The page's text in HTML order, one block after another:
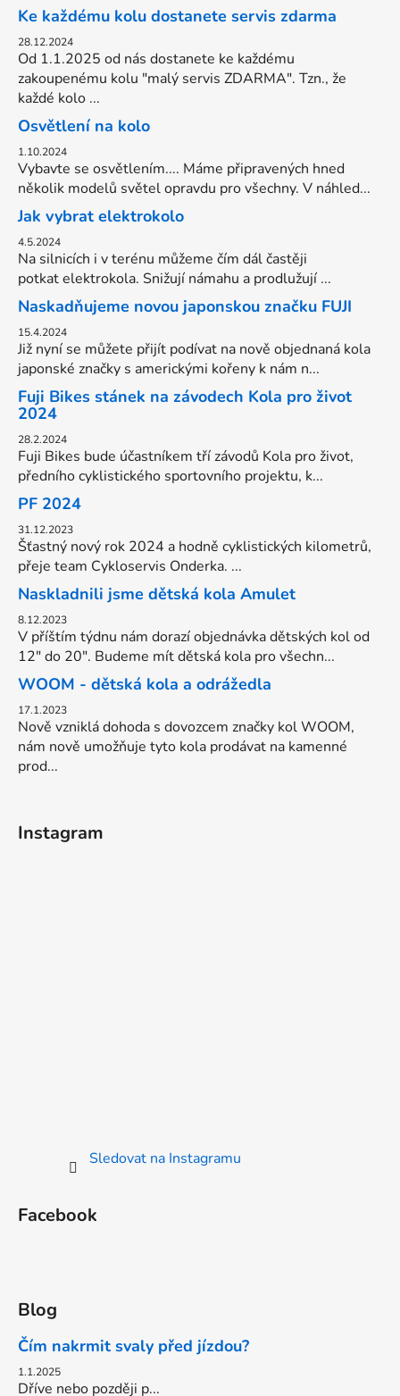
Ke každému kolu dostanete servis zdarma
28.12.2024
Od 1.1.2025 od nás dostanete ke každému
zakoupenému kolu "malý servis ZDARMA". Tzn., že
každé kolo ...
Osvětlení na kolo
1.10.2024
Vybavte se osvětlením.... Máme připravených hned
několik modelů světel opravdu pro všechny. V náhled...
Jak vybrat elektrokolo
4.5.2024
Na silnicích i v terénu můžeme čím dál častěji
potkat elektrokola. Snižují námahu a prodlužují ...
Naskadňujeme novou japonskou značku FUJI
15.4.2024
Již nyní se můžete přijít podívat na nově objednaná kola
japonské značky s americkými kořeny k nám n...
Fuji Bikes stánek na závodech Kola pro život
2024
28.2.2024
Fuji Bikes bude účastníkem tří závodů Kola pro život,
předního cyklistického sportovního projektu, k...
PF 2024
31.12.2023
Šťastný nový rok 2024 a hodně cyklistických kilometrů,
přeje team Cykloservis Onderka. ...
Naskladnili jsme dětská kola Amulet
8.12.2023
V příštím týdnu nám dorazí objednávka dětských kol od
12" do 20". Budeme mít dětská kola pro všechn...
WOOM - dětská kola a odrážedla
17.1.2023
Nově vzniklá dohoda s dovozcem značky kol WOOM,
nám nově umožňuje tyto kola prodávat na kamenné
prod...
Instagram
Sledovat na Instagramu
Facebook
Blog
Čím nakrmit svaly před jízdou?
1.1.2025
Dříve nebo později p...